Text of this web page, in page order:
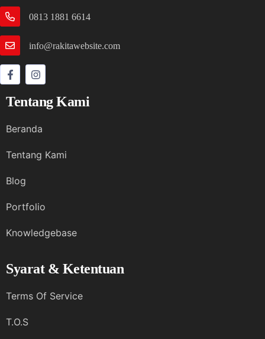
0813 1881 6614
info@rakitawebsite.com
Tentang Kami
Beranda
Tentang Kami
Blog
Portfolio
Knowledgebase
Syarat & Ketentuan
Terms Of Service
T.O.S